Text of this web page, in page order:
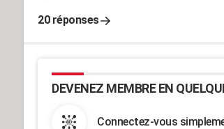
20 réponses
DEVENEZ MEMBRE EN
Connectez-vous